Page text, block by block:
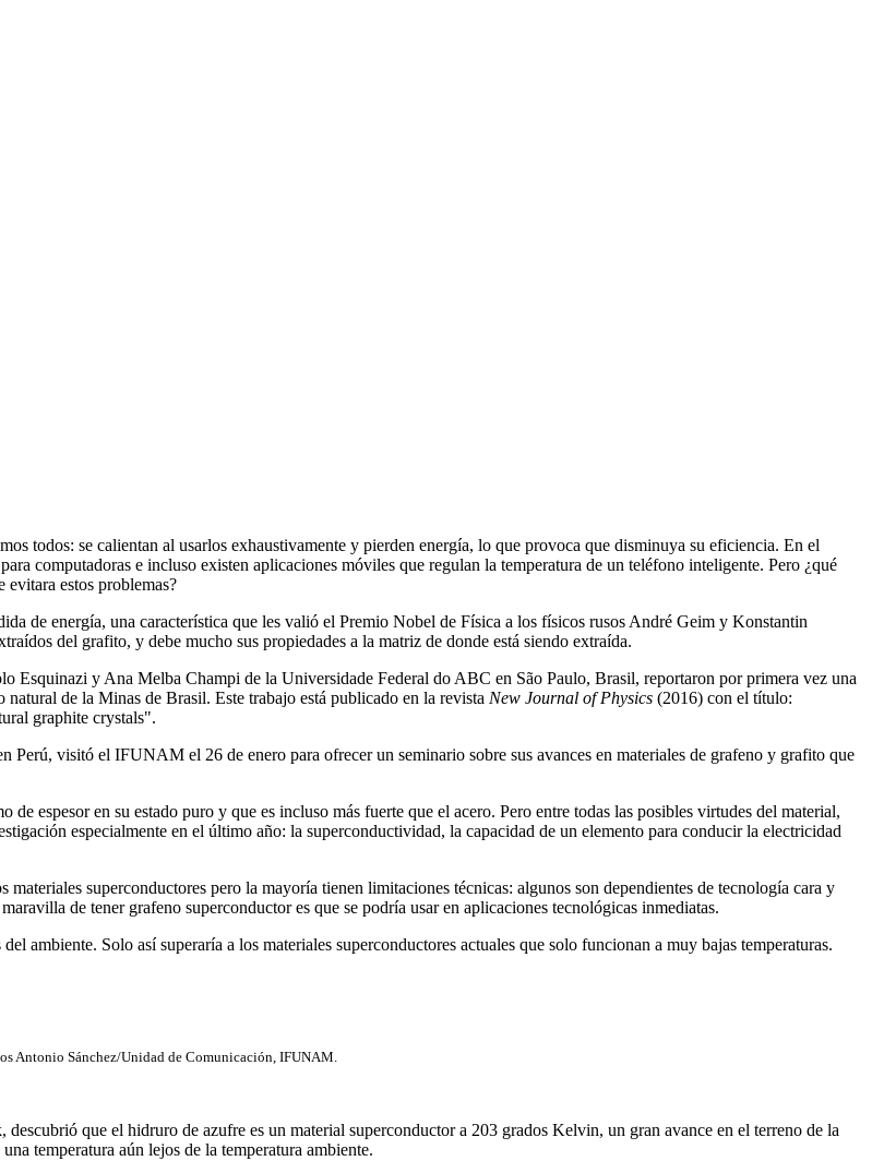
todos: se calientan al usarlos exhaustivamente y pierden energía, lo que provoca que disminuya su eficiencia. En el
computadoras e incluso existen aplicaciones móviles que regulan la temperatura de un teléfono inteligente. Pero ¿qué
estos problemas?
de energía, una característica que les valió el Premio Nobel de Física a los físicos rusos André Geim y Konstantin
del grafito, y debe mucho sus propiedades a la matriz de donde está siendo extraída.
Esquinazi y Ana Melba Champi de la Universidade Federal do ABC en São Paulo, Brasil, reportaron por primera vez una
de la Minas de Brasil. Este trabajo está publicado en la revista New Journal of Physics (2016) con el título:
graphite crystals".
visitó el IFUNAM el 26 de enero para ofrecer un seminario sobre sus avances en materiales de grafeno y grafito que
espesor en su estado puro y que es incluso más fuerte que el acero. Pero entre todas las posibles virtudes del material,
especialmente en el último año: la superconductividad, la capacidad de un elemento para conducir la electricidad
superconductores pero la mayoría tienen limitaciones técnicas: algunos son dependientes de tecnología cara y
de tener grafeno superconductor es que se podría usar en aplicaciones tecnológicas inmediatas.
ambiente. Solo así superaría a los materiales superconductores actuales que solo funcionan a muy bajas temperaturas.
Antonio Sánchez/Unidad de Comunicación, IFUNAM.
que el hidruro de azufre es un material superconductor a 203 grados Kelvin, un gran avance en el terreno de la
temperatura aún lejos de la temperatura ambiente.